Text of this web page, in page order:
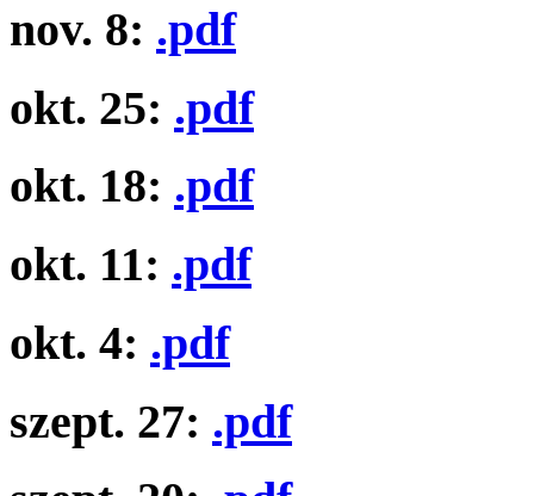
nov. 8: .pdf
okt. 25: .pdf
okt. 18: .pdf
okt. 11: .pdf
okt. 4: .pdf
szept. 27: .pdf